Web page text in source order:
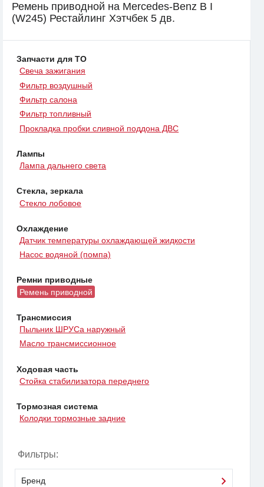
Ремень приводной на Mercedes-Benz B I
(W245) Рестайлинг Хэтчбек 5 дв.
Запчасти для ТО
Свеча зажигания
Фильтр воздушный
Фильтр салона
Фильтр топливный
Прокладка пробки сливной поддона ДВС
Лампы
Лампа дальнего света
Стекла, зеркала
Стекло лобовое
Охлаждение
Датчик температуры охлаждающей жидкости
Насос водяной (помпа)
Ремни приводные
Ремень приводной
Трансмиссия
Пыльник ШРУСа наружный
Масло трансмиссионное
Ходовая часть
Стойка стабилизатора переднего
Тормозная система
Колодки тормозные задние
Фильтры:
Бренд